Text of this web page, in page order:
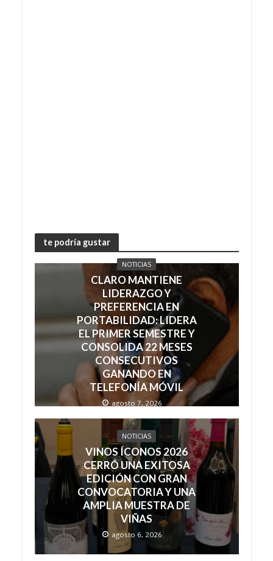
te podría gustar
NOTICIAS
CLARO MANTIENE
LIDERAZGO Y
PREFERENCIA EN
PORTABILIDAD: LIDERA
EL PRIMER SEMESTRE Y
CONSOLIDA 22 MESES
CONSECUTIVOS
GANANDO EN
TELEFONÍA MÓVIL
agosto 7, 2026
NOTICIAS
VINOS ÍCONOS 2026
CERRÓ UNA EXITOSA
EDICIÓN CON GRAN
CONVOCATORIA Y UNA
AMPLIA MUESTRA DE
VIÑAS
agosto 6, 2026